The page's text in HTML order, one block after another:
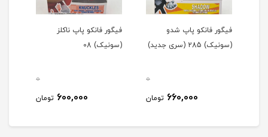
فیگور فانکو پاپ شدو
(سونیک) 285 (سری جديد)
0
660,000 تومان
فیگور فانکو پاپ ناکلز
(سونیک) 08
0
600,000 تومان